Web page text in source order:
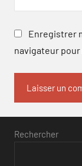
Enregistrer
navigateur pour
Rechercher